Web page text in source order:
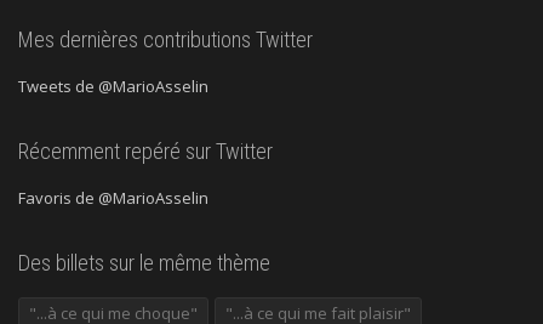
Mes dernières contributions Twitter
Tweets de @MarioAsselin
Récemment repéré sur Twitter
Favoris de @MarioAsselin
Des billets sur le même thème
"...à ce qui me choque" "...à ce qui me fait plaisir"